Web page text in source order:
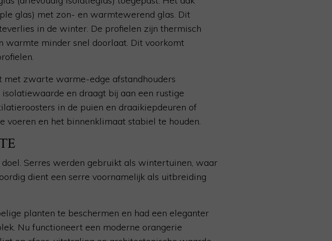
glas) met zon- en warmtewerend glas. Dit
in de winter. De profielen zijn thermisch
warmte minder snel doorlaat. Dit voorkomt
zwarte warme-edge afstandhouders
en draagt bij aan een rustige
in de puien en draaikiepdeuren of
voeren en het binnenklimaat stabiel te houden.
Serres werden gebruikt als wintertuinen, waar
dient een serre voornamelijk als uitbreiding
planten te beschermen en had een eleganter
Nu functioneert een moderne orangerie